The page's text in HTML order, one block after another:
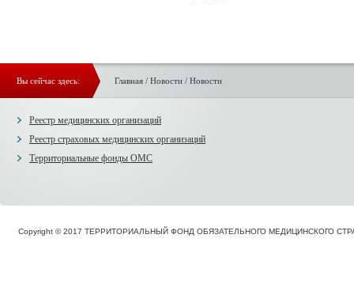
Вы сейчас здесь: Главная/ Новости / Новости
Реестр медицинских организаций
Реестр страховых медицинских организаций
Территориальные фонды ОМС
Copyright © 2017 ТЕРРИТОРИАЛЬНЫЙ ФОНД ОБЯЗАТЕЛЬНОГО МЕДИЦИНСКОГО